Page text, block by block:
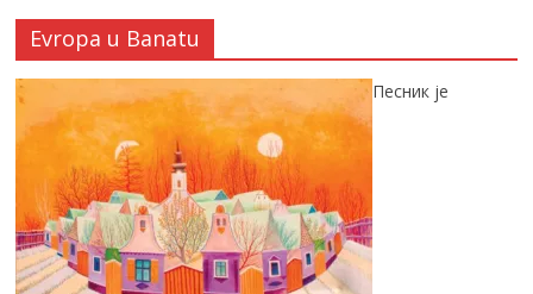
Evropa u Banatu
Песник је